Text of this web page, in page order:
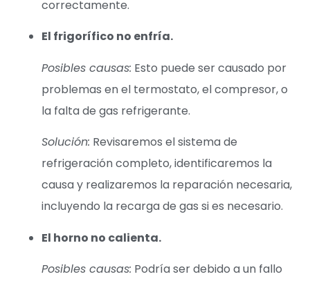
correctamente.
El frigorífico no enfría.
Posibles causas: Esto puede ser causado por
problemas en el termostato, el compresor, o
la falta de gas refrigerante.
Solución: Revisaremos el sistema de
refrigeración completo, identificaremos la
causa y realizaremos la reparación necesaria,
incluyendo la recarga de gas si es necesario.
El horno no calienta.
Posibles causas: Podría ser debido a un fallo